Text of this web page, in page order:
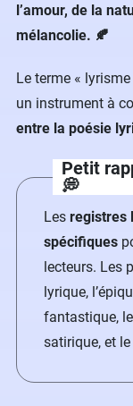
l’amour, de la
mélancolie. 🍂
Le terme «
un instrument à
entre la poésie
Petit
💭
Les registres
spécifiques
lecteurs. Les
lyrique,
fantastique,
satirique, et